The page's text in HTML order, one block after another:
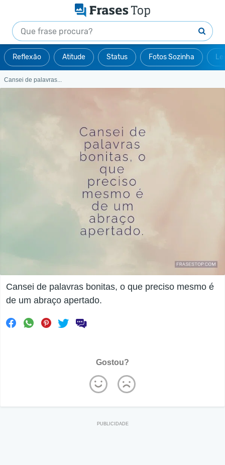
Reflexão Atitude Status Fotos Sozinha
Cansei de palavras...
Cansei de palavras bonitas, o que preciso mesmo é
de um abraço apertado.
Gostou?